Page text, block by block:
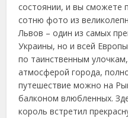
состоянии, и вы сможете
сотню фото из
Львов – один из самых
Украины, но и всей
по таинственным
атмосферой города,
путешествие можно на
балконом влюбленных.
король встретил